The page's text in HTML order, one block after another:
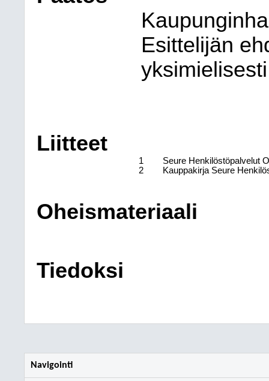
Esittelijän
Liitteet
1
Seure Henkilöstöpalvelut
2
Kauppakirja Seure
Oheismateriaali
Tiedoksi
Navigointi